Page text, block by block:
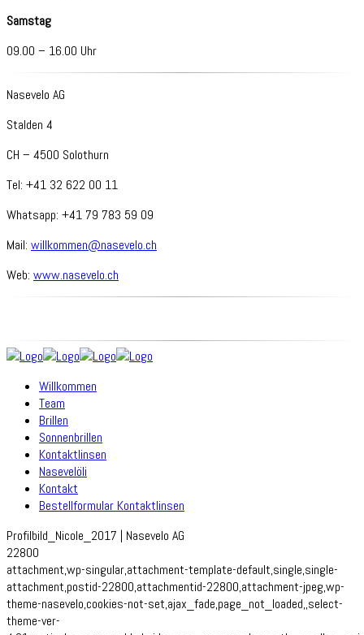
Samstag
09.00 – 16.00 Uhr
Nasevelo AG
Stalden 4
CH – 4500 Solothurn
Tel: +41 32 622 00 11
Whatsapp: +41 79 783 59 09
Mail: willkommen@nasevelo.ch
Web: www.nasevelo.ch
Willkommen
Team
Brillen
Sonnenbrillen
Kontaktlinsen
Nasevelöli
Kontakt
Bestellformular Kontaktlinsen
Profilbild_Nicole_2017 | Nasevelo AG
22800
attachment,wp-singular,attachment-template-default,single,single-
attachment,postid-22800,attachmentid-22800,attachment-jpeg,wp-
theme-nasevelo,cookies-not-set,ajax_fade,page_not_loaded,,select-
theme-ver-